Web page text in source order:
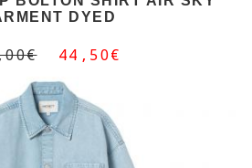
DYED
44,50€